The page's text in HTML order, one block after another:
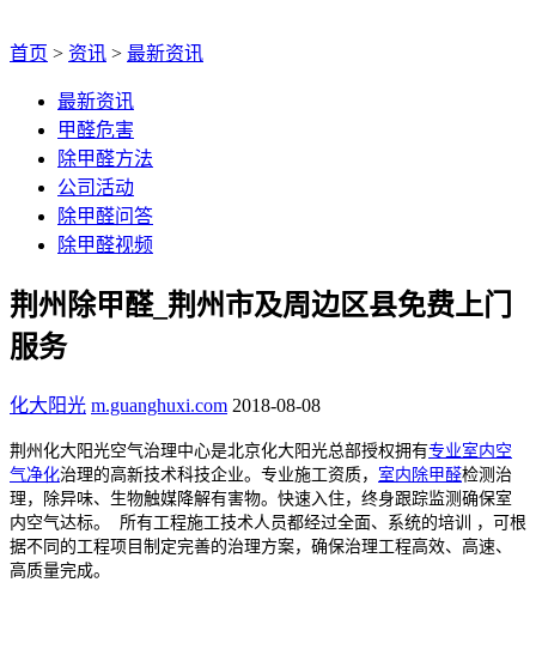
首页 > 资讯 > 最新资讯
最新资讯
甲醛危害
除甲醛方法
公司活动
除甲醛问答
除甲醛视频
荆州除甲醛_荆州市及周边区县免费上门
服务
化大阳光 m.guanghuxi.com 2018-08-08
荆州化大阳光空气治理中心是北京化大阳光总部授权拥有专业室内空
气净化治理的高新技术科技企业。专业施工资质， 室内除甲醛检测治
理，除异味、生物触媒降解有害物。快速入住，终身跟踪监测确保室
内空气达标。
所有工程施工技术人员都经过全面、系统的培训 ，可根
据不同的工程项目制定完善的治理方案，确保治理工程高效、高速、
高质量完成。